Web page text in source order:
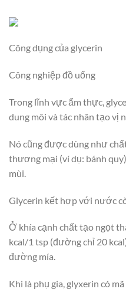
Công dụng của glycerin
Công nghiệp đồ uống
Trong lĩnh vực ẩm thực,
dung môi và tác nhân tạo vị
Nó cũng được dùng như
thương mại (ví dụ: bánh
mùi.
Glycerin kết hợp với nước
Ở khía cạnh chất tạo ngọt
kcal/1 tsp (đường chỉ 20
đường mía.
Khi là phụ gia, glyxerin có mã